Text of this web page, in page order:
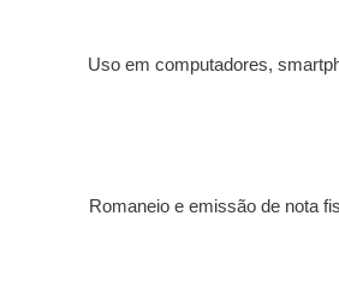
Uso em computadores,
Romaneio e emissão de nota